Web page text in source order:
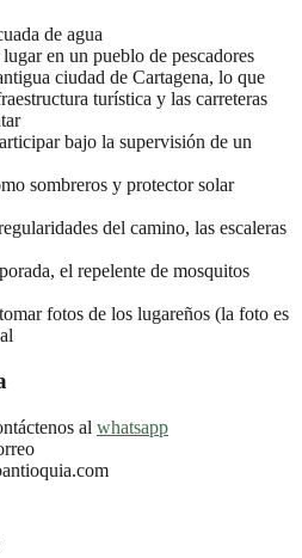
de agua
en un pueblo de pescadores
ciudad de Cartagena, lo que
turística y las carreteras
bajo la supervisión de un
sombreros y protector solar
del camino, las escaleras
el repelente de mosquitos
fotos de los lugareños (la foto es
al whatsapp